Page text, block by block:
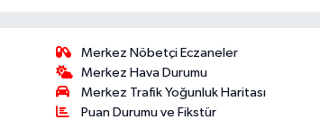
Merkez Nöbetçi Eczaneler
Merkez Hava Durumu
Merkez Trafik Yoğunluk Haritası
Puan Durumu ve Fikstür